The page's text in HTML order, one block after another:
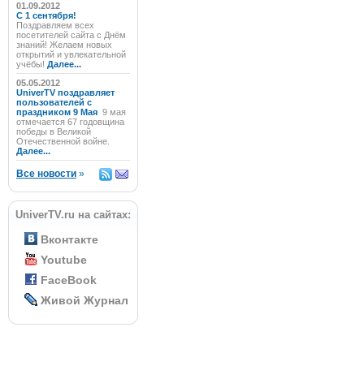
01.09.2012
C 1 сентября!
Поздравляем всех
посетителей сайта с Днём
знаний! Желаем новых
открытий и увлекательной
учёбы! Далее...
05.05.2012
UniverTV поздравляет
пользователей с
праздником 9 Мая 9 мая
отмечается 67 годовщина
победы в Великой
Отечественной войне.
Далее...
Все новости »
UniverTV.ru на сайтах:
Вконтакте
Youtube
FaceBook
Живой Журнал